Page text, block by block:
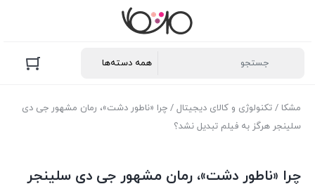
مشکا / تکنولوژی و کالای دیجیتال / چرا «ناطور دشت»، رمان مشهور جی دی
سلینجر هرگز به فیلم تبدیل نشد؟
چرا «ناطور دشت»، رمان مشهور جی دی سلینجر